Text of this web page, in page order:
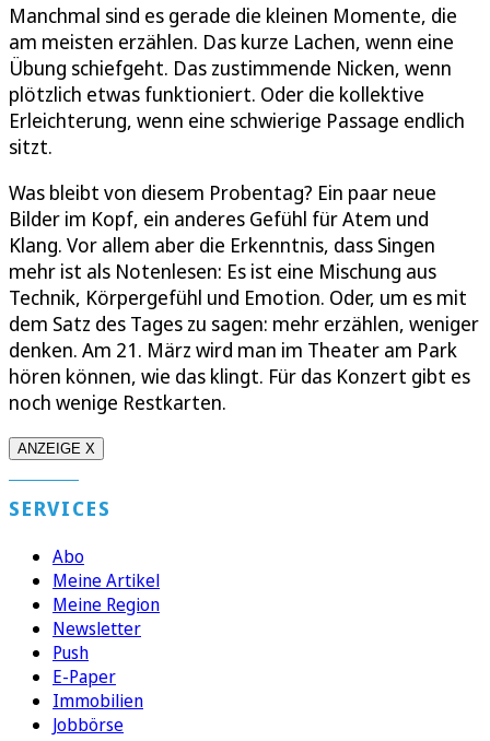
Manchmal sind es gerade die kleinen Momente, die
am meisten erzählen. Das kurze Lachen, wenn eine
Übung schiefgeht. Das zustimmende Nicken, wenn
plötzlich etwas funktioniert. Oder die kollektive
Erleichterung, wenn eine schwierige Passage endlich
sitzt.
Was bleibt von diesem Probentag? Ein paar neue
Bilder im Kopf, ein anderes Gefühl für Atem und
Klang. Vor allem aber die Erkenntnis, dass Singen
mehr ist als Notenlesen: Es ist eine Mischung aus
Technik, Körpergefühl und Emotion. Oder, um es mit
dem Satz des Tages zu sagen: mehr erzählen, weniger
denken. Am 21. März wird man im Theater am Park
hören können, wie das klingt. Für das Konzert gibt es
noch wenige Restkarten.
ANZEIGE X
SERVICES
Abo
Meine Artikel
Meine Region
Newsletter
Push
E-Paper
Immobilien
Jobbörse